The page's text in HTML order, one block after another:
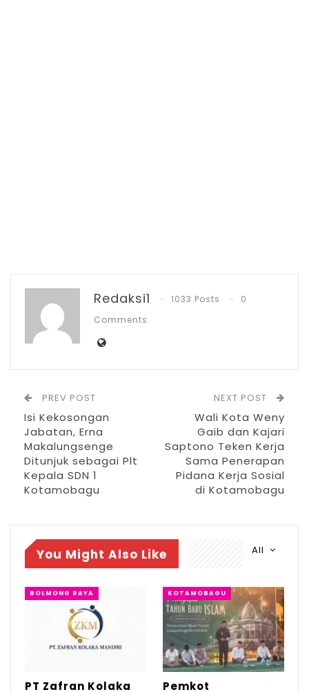
ujarnya.
RELATED POSTS
Agu 4, 2026
Pemkot Kotamobagu Sambut 1 Muharram
dengan Zikir…
Jul 7, 2026
IGA 2026, Sekda Kotamobagu Ajak OPD
sebagai salah satu fasilitas kesehatan ibu
dan anak dengan tenaga medis
berpengalaman, sistem pelayanan cepat,
serta fasilitas yang terus diperbarui. Rumah
sakit juga menjadi rujukan masyarakat
Redaksi1 1033 Posts
0
Comments
PREV POST
Isi Kekosongan
Jabatan, Erna
Makalungsenge
Ditunjuk sebagai Plt
Kepala SDN 1
Kotamobagu
NEXT POST
Wali Kota Weny
Gaib dan Kajari
Saptono Teken Kerja
Sama Penerapan
Pidana Kerja Sosial
di Kotamobagu
All
You Might Also Like
BOLMONG RAYA
PT Zafran Kolaka
KOTAMOBAGU
Pemkot